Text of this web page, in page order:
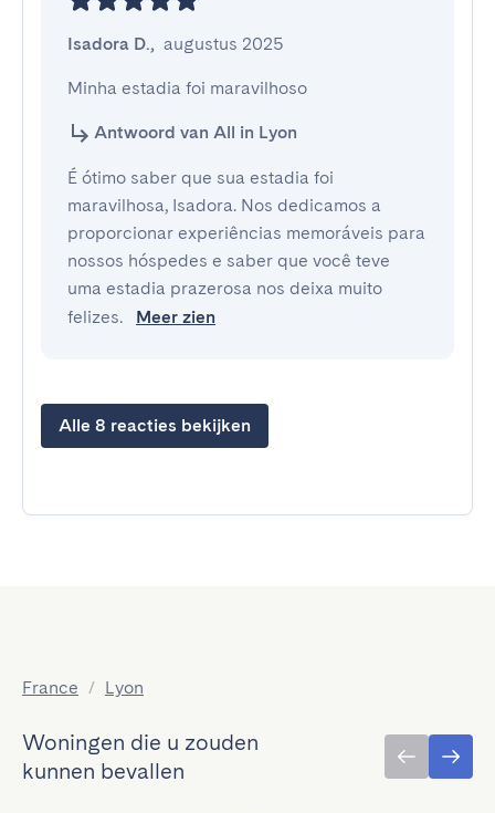
Isadora D., augustus 2025
Minha estadia foi maravilhoso
Antwoord van All in Lyon
É ótimo saber que sua estadia foi
maravilhosa, Isadora. Nos dedicamos a
proporcionar experiências memoráveis para
nossos hóspedes e saber que você teve
uma estadia prazerosa nos deixa muito
felizes.
Meer zien
Alle 8 reacties bekijken
France / Lyon
Woningen die u zouden
kunnen bevallen